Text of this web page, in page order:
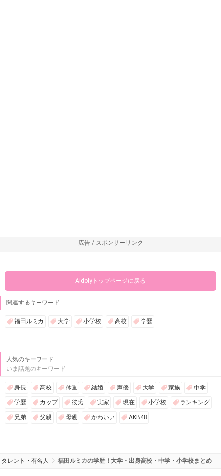
広告 / スポンサーリンク
Aidolyトップページに戻る
関連するキーワード
福田ルミカ 大学 小学校 高校 学歴
人気のキーワード
いま話題のキーワード
身長 高校 体重 結婚 声優 大学 家族 中学
学歴 カップ 彼氏 実家 現在 小学校 ランキング
兄弟 父親 母親 かわいい AKB48
タレント・有名人 福田ルミカの学歴！大学・出身高校・中学・小学校まとめ